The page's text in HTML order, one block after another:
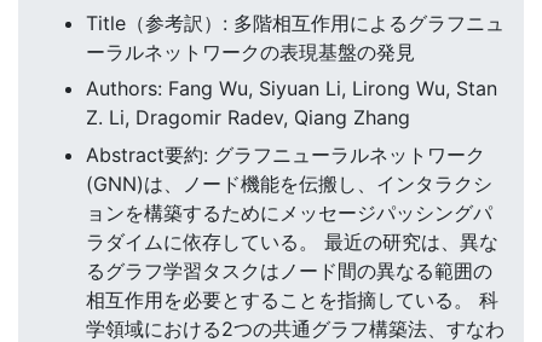
Title（参考訳）: 多階相互作用によるグラフニュ
ーラルネットワークの表現基盤の発見
Authors: Fang Wu, Siyuan Li, Lirong Wu, Stan
Z. Li, Dragomir Radev, Qiang Zhang
Abstract要約: グラフニューラルネットワーク
(GNN)は、ノード機能を伝搬し、インタラクシ
ョンを構築するためにメッセージパッシングパ
ラダイムに依存している。 最近の研究は、異な
るグラフ学習タスクはノード間の異なる範囲の
相互作用を必要とすることを指摘している。 科
学領域における2つの共通グラフ構築法、すなわ